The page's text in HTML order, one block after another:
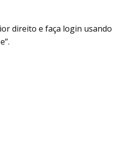
direito e faça login usando